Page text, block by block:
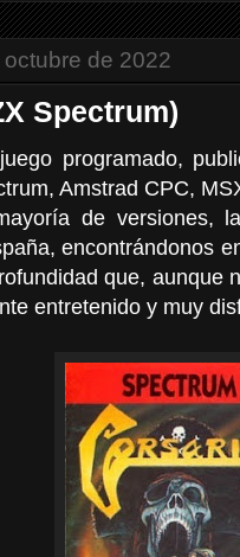
de 2022
Spectrum)
programado,
Amstrad CPC,
de versiones,
encontrándonos
que, aunque
entretenido y muy